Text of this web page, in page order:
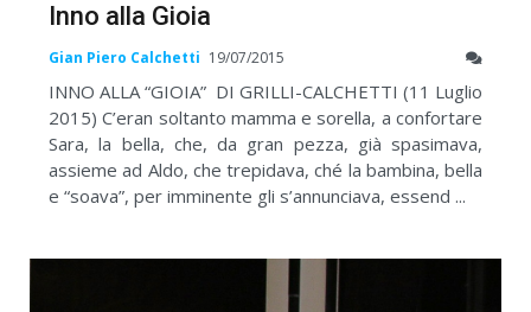
Inno alla Gioia
Gian Piero Calchetti 19/07/2015
INNO ALLA “GIOIA” DI GRILLI-CALCHETTI (11 Luglio
2015) C’eran soltanto mamma e sorella, a confortare
Sara, la bella, che, da gran pezza, già spasimava,
assieme ad Aldo, che trepidava, ché la bambina, bella
e “soava”, per imminente gli s’annunciava, essend ...